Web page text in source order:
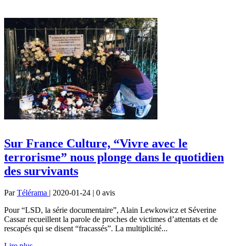
Sur France Culture, “Vivre avec le
terrorisme” nous plonge dans le quotidien
des survivants
ParTélérama | 2020-01-24 | 0 avis
Pour “LSD, la série documentaire”, Alain Lewkowicz et Séverine
Cassar recueillent la parole de proches de victimes d’attentats et de
rescapés qui se disent “fracassés”. La multiplicité...